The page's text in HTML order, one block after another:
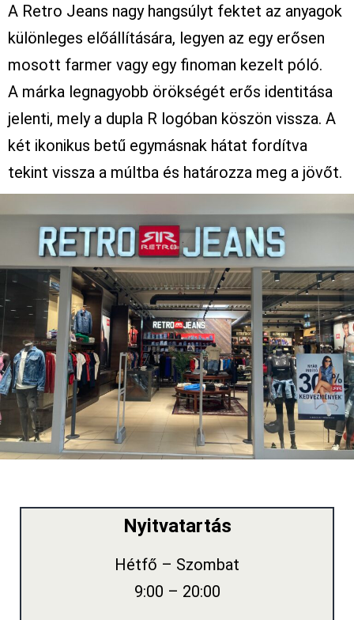
A Retro Jeans nagy hangsúlyt fektet az anyagok
különleges előállítására, legyen az egy erősen
mosott farmer vagy egy finoman kezelt póló.
A márka legnagyobb örökségét erős identitása
jelenti, mely a dupla R logóban köszön vissza. A
két ikonikus betű egymásnak hátat fordítva
tekint vissza a múltba és határozza meg a jövőt.
Nyitvatartás
Hétfő – Szombat
9:00 – 20:00